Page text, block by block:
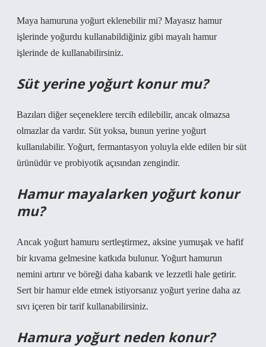
Maya hamuruna yoğurt eklenebilir mi? Mayasız hamur
işlerinde yoğurdu kullanabildiğiniz gibi mayalı hamur
işlerinde de kullanabilirsiniz.
Süt yerine yoğurt konur mu?
Bazıları diğer seçeneklere tercih edilebilir, ancak olmazsa
olmazlar da vardır. Süt yoksa, bunun yerine yoğurt
kullanılabilir. Yoğurt, fermantasyon yoluyla elde edilen bir süt
ürünüdür ve probiyotik açısından zengindir.
Hamur mayalarken yoğurt konur
mu?
Ancak yoğurt hamuru sertleştirmez, aksine yumuşak ve hafif
bir kıvama gelmesine katkıda bulunur. Yoğurt hamurun
nemini artırır ve böreği daha kabarık ve lezzetli hale getirir.
Sert bir hamur elde etmek istiyorsanız yoğurt yerine daha az
sıvı içeren bir tarif kullanabilirsiniz.
Hamura yoğurt neden konur?